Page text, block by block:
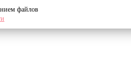
файлов